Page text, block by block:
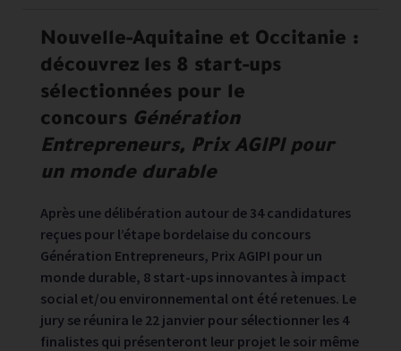
Nouvelle-Aquitaine et Occitanie :
découvrez les 8 start-ups
sélectionnées pour le
concours Génération
Entrepreneurs, Prix AGIPI pour
un monde durable
Après une délibération autour de 34 candidatures
reçues pour l’étape bordelaise du concours
Génération Entrepreneurs, Prix AGIPI pour un
monde durable, 8 start-ups innovantes à impact
social et/ou environnemental ont été retenues. Le
jury se réunira le 22 janvier pour sélectionner les 4
finalistes qui présenteront leur projet le soir même